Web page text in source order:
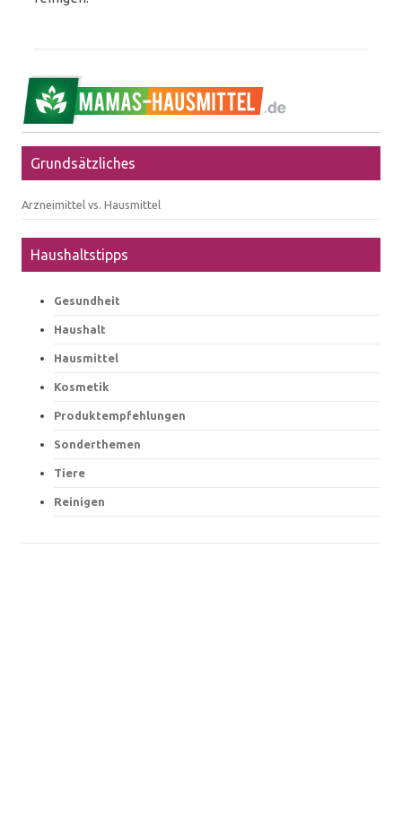
Grundsätzliches
Arzneimittel vs. Hausmittel
Haushaltstipps
Gesundheit
Haushalt
Hausmittel
Kosmetik
Produktempfehlungen
Sonderthemen
Tiere
Reinigen